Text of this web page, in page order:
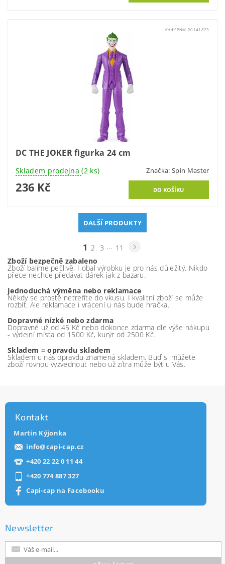
Kód:SPNM-20141823
DC THE JOKER figurka 24 cm
Skladem prodejna(2 ks) Značka: Spin Master
236 Kč
DALŠÍ PRODUKTY
1 2 3
11
Zboží bezpečně zabaleno
Zboží balíme pečlivě. I obal výrobku je pro nás důležitý. Nikdo
přece nechce předávat dárek jak z bazaru.
Jednoduchá výměna nebo reklamace
Někdy se prostě netrefíte do vkusu. I kvalitní zboží se může
rozbít. Ale reklamace i vrácení u nás bude hračka.
Dopravné nízké nebo zdarma
Dopravné už od 45 Kč nebo dokonce zdarma dle výše nákupu
- výdejní místa od 1500 Kč, kurýr od 2500 Kč.
Skladem = opravdu skladem
Skladem u nás opravdu znamená skladem. Buď si můžete
zboží rovnou vyzvednout nebo už zítra může být u Vás.
Kontakt
Martin Kýjonka
info@capi-cap.cz
+420 22 22 0 11 44
+420 774 887 327
Capi-cap na Facebooku
Newsletter